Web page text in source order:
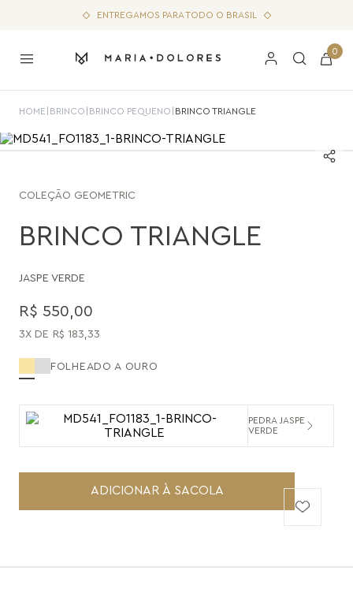
ENTREGAMOS PARA TODO O BRASIL
0
HOME BRINCO BRINCO PEQUENO BRINCO TRIANGLE
COLEÇÃO GEOMETRIC
BRINCO TRIANGLE
JASPE VERDE
R$ 550 00
3 R$ 183 33
FOLHEADO A OURO
PEDRA JASPE
VERDE
ADICIONAR À SACOLA